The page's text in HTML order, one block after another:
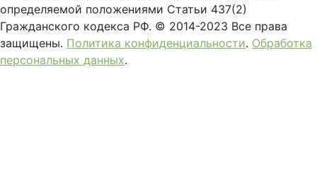
определяемой положениями Статьи 437(2)
Гражданского кодекса РФ. © 2014-2023 Все права
защищены. Политика конфиденциальности. Обработка
персональных данных.